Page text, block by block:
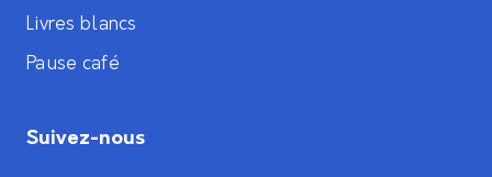
Livres blancs
Pause café
Suivez-nous